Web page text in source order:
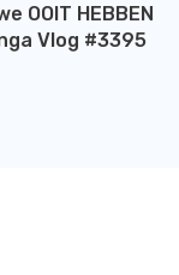
OOIT HEBBEN
Vlog #3395